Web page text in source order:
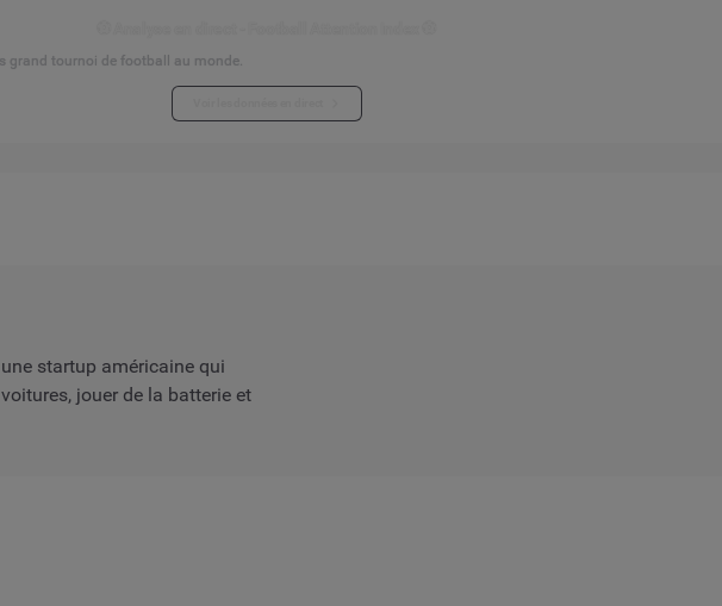
grand tournoi de football au monde.
startup américaine qui
jouer de la batterie et